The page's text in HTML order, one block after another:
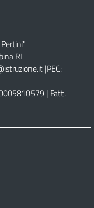
RI
|PEC:
| Fatt.